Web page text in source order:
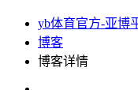
yb体育官方-亚博
博客
博客详情